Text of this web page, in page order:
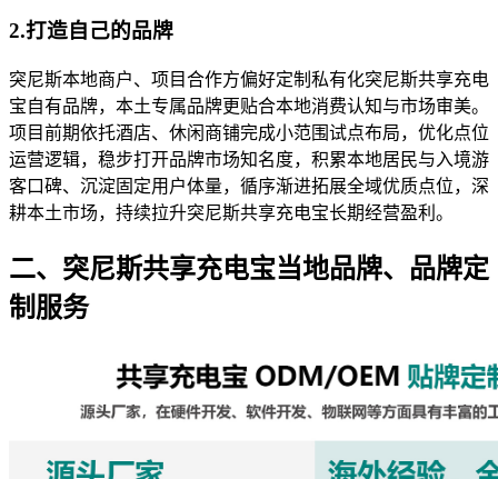
2.打造自己的品牌
突尼斯本地商户、项目合作方偏好定制私有化突尼斯共享充电
宝自有品牌，本土专属品牌更贴合本地消费认知与市场审美。
项目前期依托酒店、休闲商铺完成小范围试点布局，优化点位
运营逻辑，稳步打开品牌市场知名度，积累本地居民与入境游
客口碑、沉淀固定用户体量，循序渐进拓展全域优质点位，深
耕本土市场，持续拉升突尼斯共享充电宝长期经营盈利。
二、突尼斯共享充电宝当地品牌、品牌定
制服务